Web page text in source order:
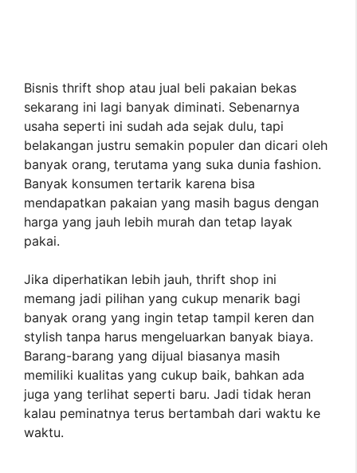
Bisnis thrift shop atau jual beli pakaian bekas
sekarang ini lagi banyak diminati. Sebenarnya
usaha seperti ini sudah ada sejak dulu, tapi
belakangan justru semakin populer dan dicari oleh
banyak orang, terutama yang suka dunia fashion.
Banyak konsumen tertarik karena bisa
mendapatkan pakaian yang masih bagus dengan
harga yang jauh lebih murah dan tetap layak
pakai.
Jika diperhatikan lebih jauh, thrift shop ini
memang jadi pilihan yang cukup menarik bagi
banyak orang yang ingin tetap tampil keren dan
stylish tanpa harus mengeluarkan banyak biaya.
Barang-barang yang dijual biasanya masih
memiliki kualitas yang cukup baik, bahkan ada
juga yang terlihat seperti baru. Jadi tidak heran
kalau peminatnya terus bertambah dari waktu ke
waktu.